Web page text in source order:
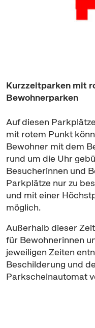
Kurzzeitparken mit
Bewohnerparken
Auf diesen
mit rotem Punkt
Bewohner mit dem
rund um die Uhr
Besucherinnen und
Parkplätze nur zu
und mit einer
möglich.
Außerhalb dieser
für Bewohnerinnen
jeweiligen Zeiten
Beschilderung und
Parkscheinautomat